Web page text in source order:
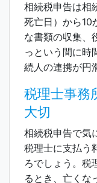
相続税申告は相
死亡日）から10
な書類の収集、
っという間に時
続人の連携が円
税理士事務
大切
相続税申告で気
税理士に支払う
ろでしょう。税
るとき、亡くな